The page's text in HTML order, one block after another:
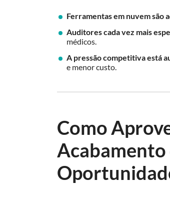
Ferramentas em nuvem são
Auditores cada vez mais
médicos.
A pressão competitiva está
e menor custo.
Como
Acabamento